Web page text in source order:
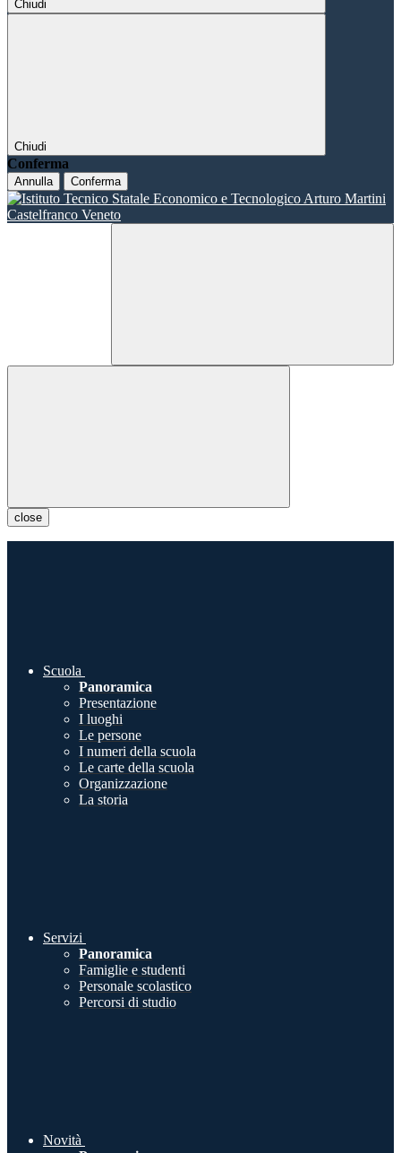
Chiudi
Chiudi
Conferma
Annulla Conferma
close
Scuola
Panoramica
Presentazione
I luoghi
Le persone
I numeri della scuola
Le carte della scuola
Organizzazione
La storia
Servizi
Panoramica
Famiglie e studenti
Personale scolastico
Percorsi di studio
Novità